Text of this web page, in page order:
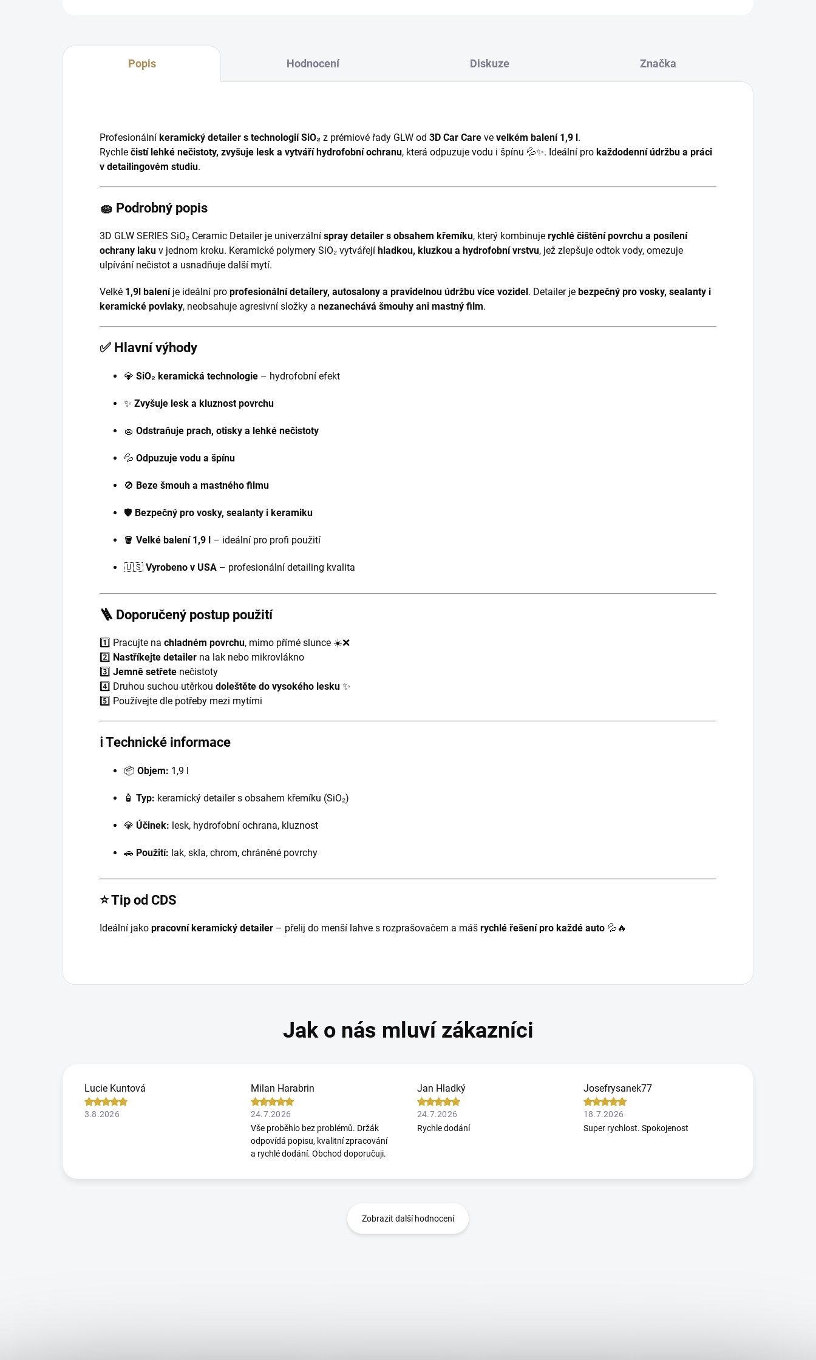
Popis Hodnocení Diskuze Značka
Profesionální keramický detailer s technologií SiO₂ z prémiové řady GLW od 3D Car Care ve velkém balení 1,9 l.
Rychle čistí lehké nečistoty, zvyšuje lesk a vytváří hydrofobní ochranu, která odpuzuje vodu i špínu 💦✨. Ideální pro každodenní údržbu a práci
v detailingovém studiu.
🧽 Podrobný popis
3D GLW SERIES SiO₂ Ceramic Detailer je univerzální spray detailer s obsahem křemíku, který kombinuje rychlé čištění povrchu a posílení
ochrany laku v jednom kroku. Keramické polymery SiO₂ vytvářejí hladkou, kluzkou a hydrofobní vrstvu, jež zlepšuje odtok vody, omezuje
ulpívání nečistot a usnadňuje další mytí.
Velké 1,9l baleníje ideální pro profesionální detailery, autosalony a pravidelnou údržbu více vozidel. Detailer je bezpečný pro vosky, sealanty i
keramické povlaky, neobsahuje agresivní složky a nezanechává šmouhy ani mastný film.
✅ Hlavní výhody
💎 SiO₂ keramická technologie – hydrofobní efekt
✨ Zvyšuje lesk a kluznost povrchu
🧽 Odstraňuje prach, otisky a lehké nečistoty
💦 Odpuzuje vodu a špínu
🚫 Beze šmouh a mastného filmu
🛡️ Bezpečný pro vosky, sealanty i keramiku
🪣 Velké balení 1,9 l – ideální pro profi použití
🇺🇸 Vyrobeno v USA – profesionální detailing kvalita
🪜 Doporučený postup použití
1️⃣ Pracujte na chladném povrchu, mimo přímé slunce ☀️❌
2️⃣ Nastříkejte detailer na lak nebo mikrovlákno
3️⃣ Jemně setřete nečistoty
4️⃣ Druhou suchou utěrkou doleštěte do vysokého lesku ✨
5️⃣ Používejte dle potřeby mezi mytími
ℹ️ Technické informace
📦 Objem: 1,9 l
🧴 Typ: keramický detailer s obsahem křemíku (SiO₂)
💎 Účinek: lesk, hydrofobní ochrana, kluznost
🚗 Použití: lak, skla, chrom, chráněné povrchy
⭐ Tip od CDS
Ideální jako pracovní keramický detailer – přelij do menší lahve s rozprašovačem a máš rychlé řešení pro každé auto 💦🔥
Lucie Kuntová
3.8.2026
Milan Harabrin
24.7.2026
Vše proběhlo bez problémů. Držák
odpovídá popisu, kvalitní zpracování
a rychlé dodání. Obchod doporučuji.
Jan Hladký
24.7.2026
Rychle dodání
Josefrysanek77
18.7.2026
Super rychlost. Spokojenost
Zobrazit další hodnocení